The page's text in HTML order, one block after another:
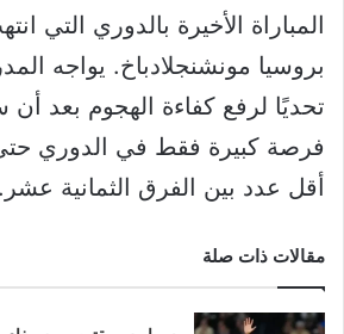
بروسيا مونشنجلادباخ. يواجه
فرصة كبيرة فقط في الدوري
أقل عدد بين الفرق الثمانية عشر.
مقالات ذات صلة